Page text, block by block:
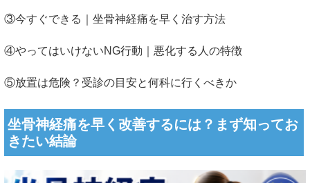
③今すぐできる｜坐骨神経痛を早く治す方法
④やってはいけないNG行動｜悪化する人の特徴
⑤放置は危険？受診の目安と何科に行くべきか
坐骨神経痛を早く改善するには？まず知ってお
きたい結論